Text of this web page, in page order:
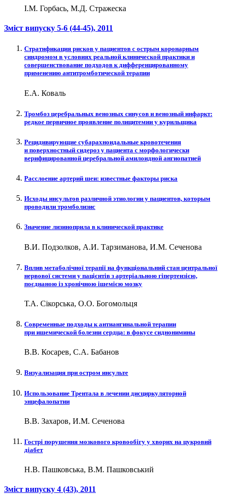
І.М. Горбась, М.Д. Стражеска
Зміст випуску 5-6 (44-45), 2011
Cтратификация рисков у пациентов с острым коронарным
синдромом в условиях реальной клинической практики и
совершенствование подходов к дифференцированному
применению антитромботической терапии
Е.А. Коваль
Тромбоз церебральных венозных синусов и венозный инфаркт:
редкое первичное проявление полицитемии у курильщика
Рецидивирующие субарахноидальные кровотечения
и поверхностный сидероз у пациента с морфологически
верифицированной церебральной амилоидной ангиопатией
Расслоение артерий шеи: известные факторы риска
Исходы инсультов различной этиологии у пациентов, которым
проводили тромболизис
Значение лизиноприла в клинической практике
В.И. Подзолков, А.И. Тарзиманова, И.М. Сеченова
Вплив метаболічної терапії на функціональний стан центральної
нервової системи у пацієнтів з артеріальною гіпертензією,
поєднаною із хронічною ішемією мозку
Т.А. Сікорська, О.О. Богомольця
Современные подходы к антиангинальной терапии
при ишемической болезни сердца: в фокусе сиднонимины
В.В. Косарев, С.А. Бабанов
Визуализация при остром инсульте
Использование Трентала в лечении дисциркуляторной
энцефалопатии
В.В. Захаров, И.М. Сеченова
Гострі порушення мозкового кровообігу у хворих на цукровий
діабет
Н.В. Пашковська, В.М. Пашковський
Зміст випуску 4 (43), 2011